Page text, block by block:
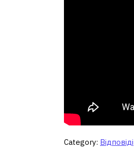
Category: Відповіді